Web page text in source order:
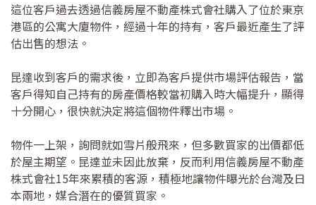
這位客戶過去透過信義房屋不動產株式會社購入了位於東京
港區的公寓大廈物件，經過十年的持有，客戶最近產生了評
估出售的想法。
昆達收到客戶的需求後，立即為客戶提供市場評估報告，當
客戶得知自己持有的房產價格較當初購入時大幅提升，顯得
十分開心，很快就決定將這個物件釋出市場。
物件一上架，詢問就如雪片般飛來，但多數買家的出價都低
於屋主期望。昆達並未因此放棄，反而利用信義房屋不動產
株式會社15年來累積的客源，積極地讓物件曝光於台灣及日
本兩地，媒合潛在的優質買家。